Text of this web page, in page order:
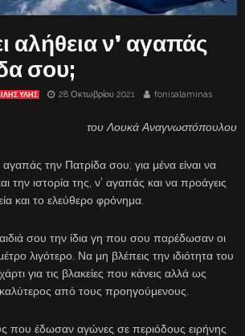
αλήθεια ν’ αγαπάς
σου;
ΥΛΗΣ 28 Οκτωβρίου 2021 fonisalaminas
του Λουκά Αναγνωστόπουλου
αγαπάς την Πατρίδα σου; για μένα είναι να
την ιστορία της, ν’ αγαπάς και να προάγεις
και το ελεύθερο φρόνημα.
σου την ίδια γη που σου παρέδωσαν οι
λιγότερο. Να μη βλέπεις την ιδιότητα του
για τις βλακείες που κάνεις αλλά ως
από τους προηγούμενους.
που έδωσαν αγώνες σε περιόδους ειρήνης